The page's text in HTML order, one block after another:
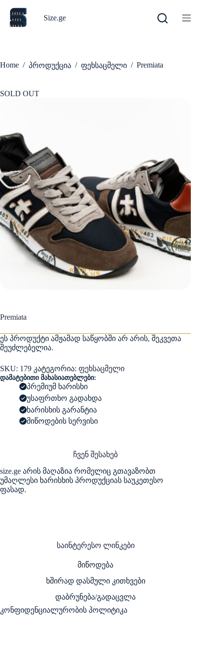
content
Size.ge
Home / პროდუქცია / ფეხსაცმელი / Premiata
SOLD OUT
Premiata
ეს პროდუქტი ამჟამად საწყობში არ არის, შეკვეთა
შეუძლებელია.
SKU: 179 კატეგორია: ფეხსაცმელი
დამატებითი მახასიათებლები:
პრემიუმ ხარისხი
უსაფრთხო გადახდა
ხარისხის გარანტია
მიწოდების სერვისი
ჩვენ შესახებ
size.ge არის მაღაზია რომელიც გთავაზობთ
უმაღლესი ხარისხის პროდუქციას საუკეთესო
ფასად.
საინტერესო ლინკები
მიწოდება
ხშირად დასმული კითხვები
დაბრუნება/გადაცვლა
კონფიდენციალურობის პოლიტიკა